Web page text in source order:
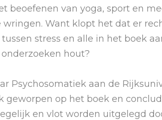
beoefenen van yoga, sport en
Want klopt het dat er
stress en alle in het boek
hout?
Psychosomatiek aan de
geworpen op het boek en
en vlot worden uitgelegd